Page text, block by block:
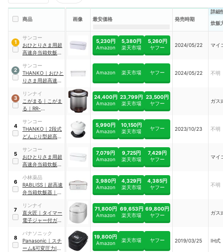
商品 画像 最安価格 発売時期
詳細
炊飯
1
サンコー
おひとりさま用超
高速弁当箱炊飯器
5,230円
Amazon
5,380円
楽天市場
5,260円
ヤフー
2024/05/22 マイ
2
サンコー
THANKO ｜ おひと
りさま用超高速弁
RCKDSGSWH
Amazon 楽天市場 ヤフー 2024/05/22 不明
3
リンナイ
こがまる ｜ こがま
る ｜ RR-
24,400円
Amazon
23,799円
楽天市場
23,500円
ヤフー
ガス
4
サンコー
THANKO ｜ 2段式
どんぶり型超高速
DNBRRCSWH
5,990円
Amazon
10,150円
楽天市場
ヤフー 2023/10/23 不明
5
サンコー
おひとりさま用超
高速弁当箱炊飯器
7,079円
Amazon
9,725円
楽天市場
7,429円
ヤフー
マイ
6
小林薬品
RABLISS ｜ 超高速
弁当箱炊飯器 ｜
3,980円
Amazon
4,329円
楽天市場
4,385円
ヤフー
不明
7
リンナイ
直火匠 ｜ タイマー
電子ジャー付ガス
100MTT(MW)
71,800円
Amazon
69,653円
楽天市場
69,800円
ヤフー
ガス
8
パナソニック
Panasonic ｜ スチ
ーム&可変圧力IH
19,800円
Amazon
楽天市場 ヤフー 2019/03/25 IH式